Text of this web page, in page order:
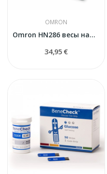
OMRON
Omron HN286 весы напольные
34,95 €